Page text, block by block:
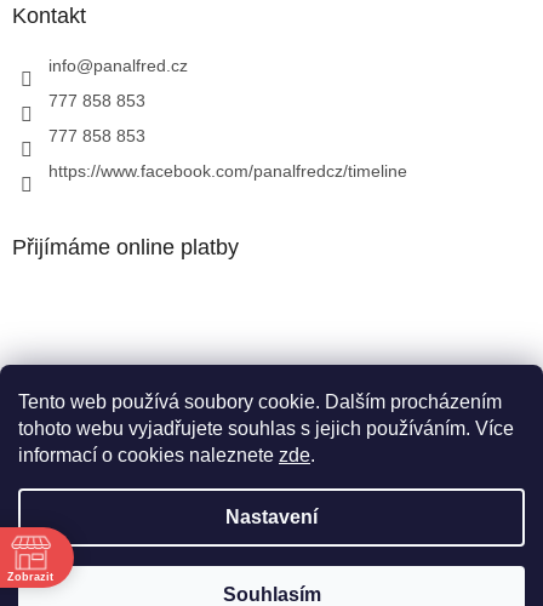
Tento web používá soubory cookie. Dalším procházením
tohoto webu vyjadřujete souhlas s jejich používáním. Více
informací o cookies naleznete zde.
Nastavení
Souhlasím
Kontakt
info@panalfred.cz
777 858 853
777 858 853
https://www.facebook.com/panalfredcz/timeline
Přijímáme online platby
Facebook
Vytvořil Shoptet
Pan Alfréd. Všechna práva vyhrazena.
Zobrazit